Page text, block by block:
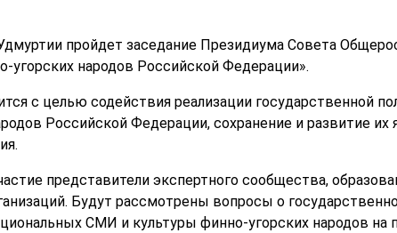
пройдет заседание Президиума Совета
угорских народов Российской Федерации».
с целью содействия реализации государственной
Российской Федерации, сохранение и развитие
представители экспертного сообщества,
Будут рассмотрены вопросы о
СМИ и культуры финно-угорских народов на